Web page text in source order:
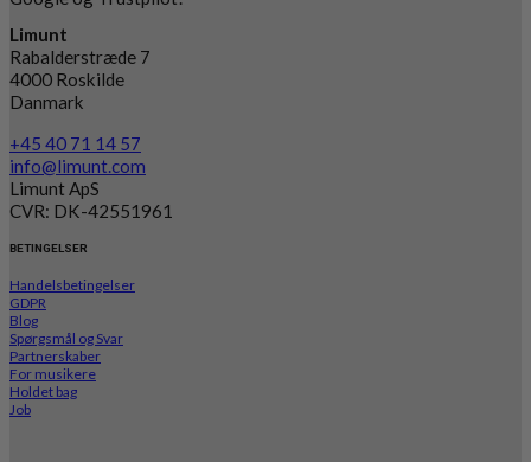
Limunt
Rabalderstræde 7
4000 Roskilde
Danmark
+45 40 71 14 57
info@limunt.com
Limunt ApS
CVR: DK-42551961
BETINGELSER
Handelsbetingelser
GDPR
Blog
Spørgsmål og Svar
Partnerskaber
For musikere
Holdet bag
Job